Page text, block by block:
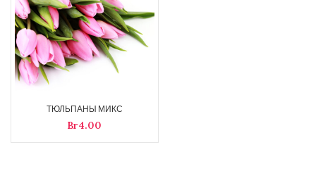
ТЮЛЬПАНЫ МИКС
Br